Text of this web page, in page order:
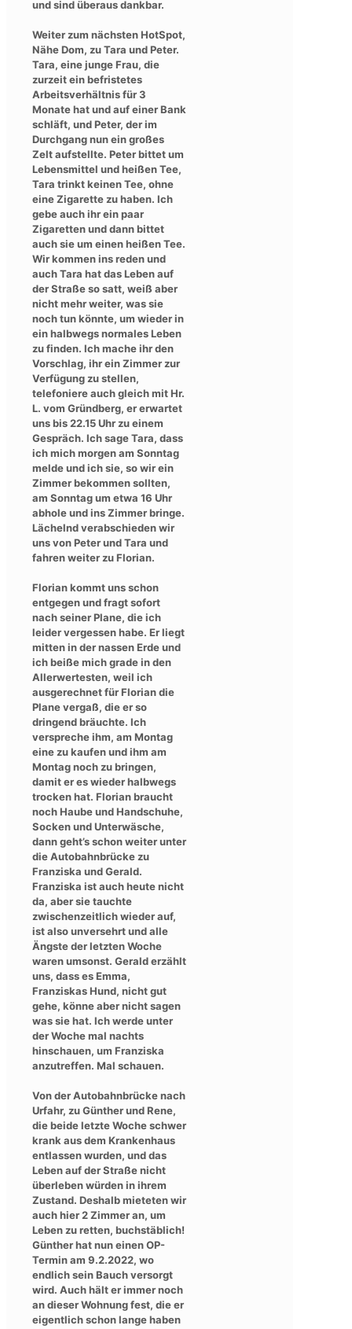
und sind überaus dankbar.
Weiter zum nächsten HotSpot,
Nähe Dom, zu Tara und Peter.
Tara, eine junge Frau, die
zurzeit ein befristetes
Arbeitsverhältnis für 3
Monate hat und auf einer Bank
schläft, und Peter, der im
Durchgang nun ein großes
Zelt aufstellte. Peter bittet um
Lebensmittel und heißen Tee,
Tara trinkt keinen Tee, ohne
eine Zigarette zu haben. Ich
gebe auch ihr ein paar
Zigaretten und dann bittet
auch sie um einen heißen Tee.
Wir kommen ins reden und
auch Tara hat das Leben auf
der Straße so satt, weiß aber
nicht mehr weiter, was sie
noch tun könnte, um wieder in
ein halbwegs normales Leben
zu finden. Ich mache ihr den
Vorschlag, ihr ein Zimmer zur
Verfügung zu stellen,
telefoniere auch gleich mit Hr.
L. vom Gründberg, er erwartet
uns bis 22.15 Uhr zu einem
Gespräch. Ich sage Tara, dass
ich mich morgen am Sonntag
melde und ich sie, so wir ein
Zimmer bekommen sollten,
am Sonntag um etwa 16 Uhr
abhole und ins Zimmer bringe.
Lächelnd verabschieden wir
uns von Peter und Tara und
fahren weiter zu Florian.
Florian kommt uns schon
entgegen und fragt sofort
nach seiner Plane, die ich
leider vergessen habe. Er liegt
mitten in der nassen Erde und
ich beiße mich grade in den
Allerwertesten, weil ich
ausgerechnet für Florian die
Plane vergaß, die er so
dringend bräuchte. Ich
verspreche ihm, am Montag
eine zu kaufen und ihm am
Montag noch zu bringen,
damit er es wieder halbwegs
trocken hat. Florian braucht
noch Haube und Handschuhe,
Socken und Unterwäsche,
dann geht’s schon weiter unter
die Autobahnbrücke zu
Franziska und Gerald.
Franziska ist auch heute nicht
da, aber sie tauchte
zwischenzeitlich wieder auf,
ist also unversehrt und alle
Ängste der letzten Woche
waren umsonst. Gerald erzählt
uns, dass es Emma,
Franziskas Hund, nicht gut
gehe, könne aber nicht sagen
was sie hat. Ich werde unter
der Woche mal nachts
hinschauen, um Franziska
anzutreffen. Mal schauen.
Von der Autobahnbrücke nach
Urfahr, zu Günther und Rene,
die beide letzte Woche schwer
krank aus dem Krankenhaus
entlassen wurden, und das
Leben auf der Straße nicht
überleben würden in ihrem
Zustand. Deshalb mieteten wir
auch hier 2 Zimmer an, um
Leben zu retten, buchstäblich!
Günther hat nun einen OP-
Termin am 9.2.2022, wo
endlich sein Bauch versorgt
wird. Auch hält er immer noch
an dieser Wohnung fest, die er
eigentlich schon lange haben